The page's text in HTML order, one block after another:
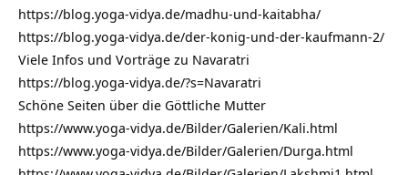
https://blog.yoga-vidya.de/madhu-und-kaitabha/
https://blog.yoga-vidya.de/der-konig-und-der-kaufmann-2/
Viele Infos und Vorträge zu Navaratri
https://blog.yoga-vidya.de/?s=Navaratri
Schöne Seiten über die Göttliche Mutter
https://www.yoga-vidya.de/Bilder/Galerien/Kali.html
https://www.yoga-vidya.de/Bilder/Galerien/Durga.html